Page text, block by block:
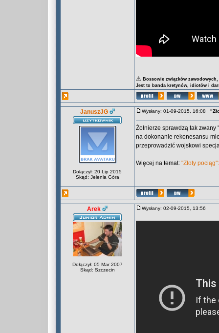
⚠ Bossowie związków
Jest to banda kretynów, idiotów i
JanuszJG
Dołączył: 20 Lip 2015
Skąd: Jelenia Góra
Wysłany: 01-09-2015, 16:08
Żołnierze sprawdzą tak
na dokonanie rekonesansu
przeprowadzić wojskowi
Więcej na temat: "Złoty
Arek
Dołączył: 05 Mar 2007
Skąd: Szczecin
Wysłany: 02-09-2015, 13:56